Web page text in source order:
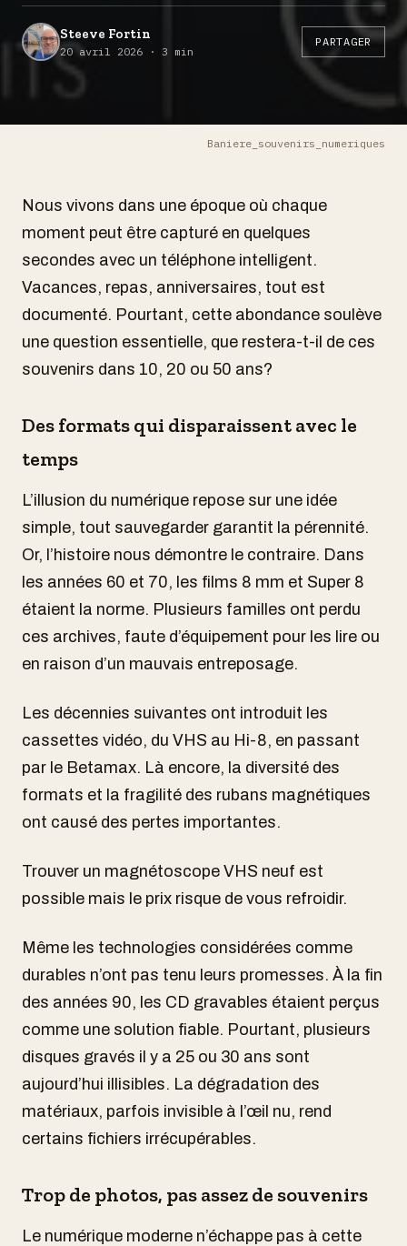
Steeve Fortin
20 avril 2026 · 3 min
PARTAGER
Baniere_souvenirs_numeriques
Nous vivons dans une époque où chaque
moment peut être capturé en quelques
secondes avec un téléphone intelligent.
Vacances, repas, anniversaires, tout est
documenté. Pourtant, cette abondance soulève
une question essentielle, que restera-t-il de ces
souvenirs dans 10, 20 ou 50 ans?
Des formats qui disparaissent avec le
temps
L’illusion du numérique repose sur une idée
simple, tout sauvegarder garantit la pérennité.
Or, l’histoire nous démontre le contraire. Dans
les années 60 et 70, les films 8 mm et Super 8
étaient la norme. Plusieurs familles ont perdu
ces archives, faute d’équipement pour les lire ou
en raison d’un mauvais entreposage.
Les décennies suivantes ont introduit les
cassettes vidéo, du VHS au Hi-8, en passant
par le Betamax. Là encore, la diversité des
formats et la fragilité des rubans magnétiques
ont causé des pertes importantes.
Trouver un magnétoscope VHS neuf est
possible mais le prix risque de vous refroidir.
Même les technologies considérées comme
durables n’ont pas tenu leurs promesses. À la fin
des années 90, les CD gravables étaient perçus
comme une solution fiable. Pourtant, plusieurs
disques gravés il y a 25 ou 30 ans sont
aujourd’hui illisibles. La dégradation des
matériaux, parfois invisible à l’œil nu, rend
certains fichiers irrécupérables.
Trop de photos, pas assez de souvenirs
Le numérique moderne n’échappe pas à cette